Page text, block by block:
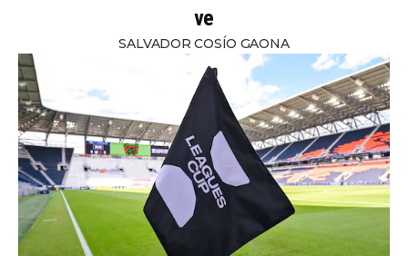
ve
SALVADOR COSÍO GAONA